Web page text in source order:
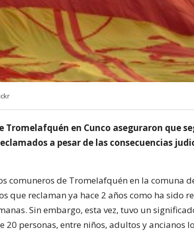
Tromelafquén en Cunco aseguraron que
a pesar de las consecuencias
comuneros de Tromelafquén en la comuna
que reclaman ya hace 2 años como ha sido
Sin embargo, esta vez, tuvo un
20 personas, entre niños, adultos y ancianos